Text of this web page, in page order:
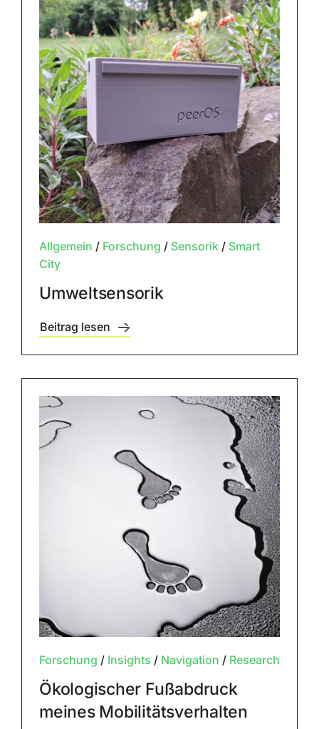
Allgemein / Forschung / Sensorik/ Smart
City
Umweltsensorik
Beitrag lesen
Forschung / Insights / Navigation / Research
Ökologischer Fußabdruck
meines Mobilitätsverhalten